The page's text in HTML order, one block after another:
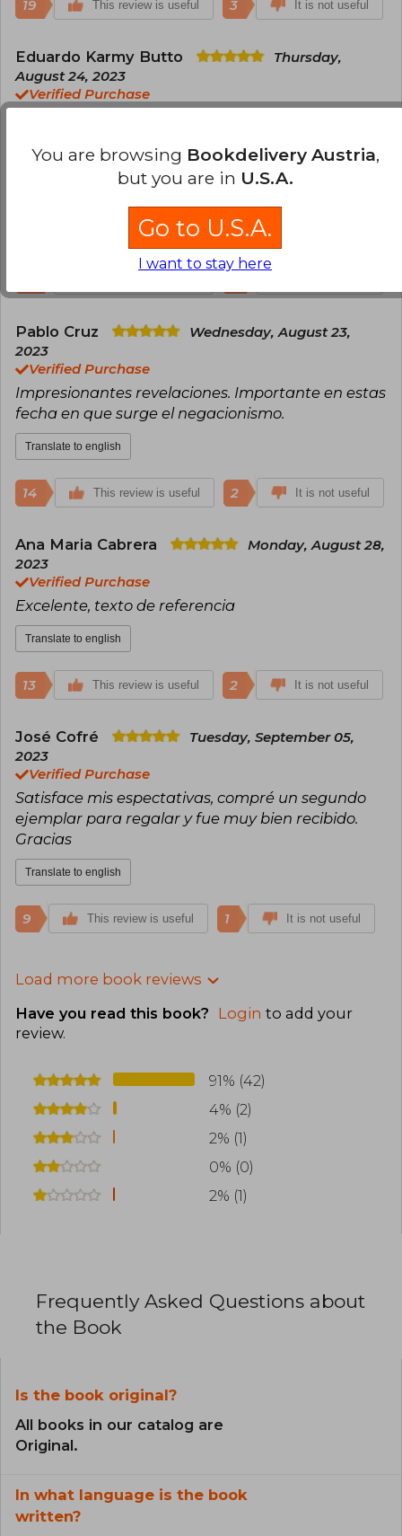
19 This review is useful 3 It is not useful
Eduardo Karmy Butto
Thursday,
August 24, 2023
Verified Purchase
norteamericana en Chile. Utiliza documentos
desclasificados muy bien analizados. Kornbluth es
Pablo Cruz
Wednesday, August 23,
2023
Verified Purchase
Impresionantes revelaciones. Importante en estas
fecha en que surge el negacionismo.
Translate to english
14 This review is useful 2 It is not useful
Ana Maria Cabrera
Monday, August 28,
2023
Verified Purchase
Excelente, texto de referencia
Translate to english
13 This review is useful 2 It is not useful
José Cofré
Tuesday, September 05,
2023
Verified Purchase
Satisface mis espectativas, compré un segundo
ejemplar para regalar y fue muy bien recibido.
Gracias
Translate to english
9 This review is useful 1 It is not useful
Load more book reviews
Have you read this book? Login to add your
review.
91% (42)
4% (2)
2% (1)
0% (0)
2% (1)
Frequently Asked Questions about
the Book
Is the book original?
All books in our catalog are
Original.
In what language is the book
written?
You are browsing Bookdelivery Austria,
but you are in U.S.A.
Go to U.S.A.
I want to stay here